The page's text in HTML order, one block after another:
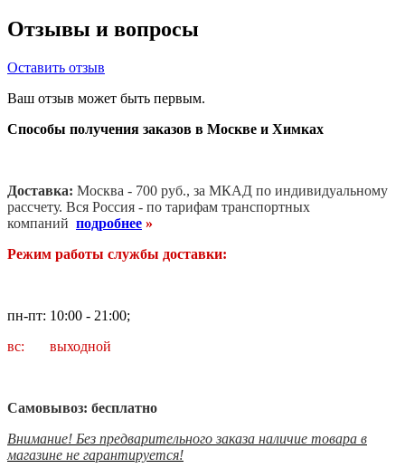
Отзывы и вопросы
Оставить отзыв
Ваш отзыв может быть первым.
Способы получения заказов в Москве и Химках
Доставка: Москва - 700 руб., за МКАД по индивидуальному
рассчету. Вся Россия - по тарифам транспортных
компаний подробнее »
Режим работы службы доставки:
пн-пт: 10:00 - 21:00;
вс: выходной
Самовывоз: бесплатно
Внимание! Без предварительного заказа наличие товара в
магазине не гарантируется!